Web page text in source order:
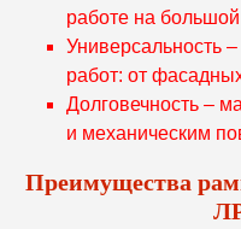
работе на
Универсальность
работ: от
Долговечность –
и механическим
Преимущества